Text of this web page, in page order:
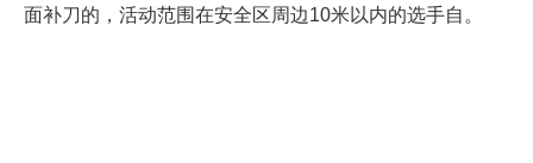
面补刀的，活动范围在安全区周边10米以内的选手自。